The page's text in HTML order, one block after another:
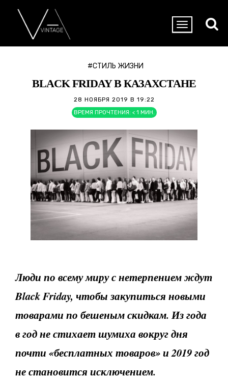
#СТИЛЬ ЖИЗНИ
BLACK FRIDAY В КАЗАХСТАНЕ
28 НОЯБРЯ 2019 В 19:22
ВРЕМЯ ПРОЧТЕНИЯ: < 1 МИН.
Люди по всему миру с нетерпением ждут
Black Friday, чтобы закупиться новыми
товарами по бешеным скидкам. Из года
в год не стихает шумиха вокруг дня
почти «бесплатных товаров» и 2019 год
не становится исключением.